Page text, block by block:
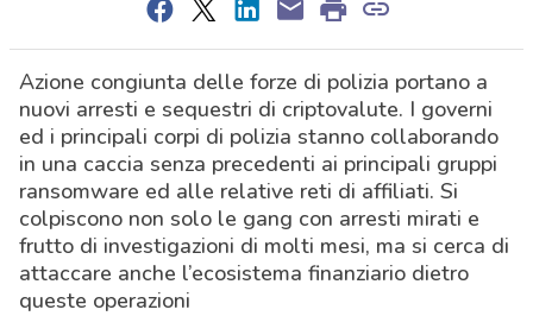
Azione congiunta delle forze di polizia portano a
nuovi arresti e sequestri di criptovalute. I governi
ed i principali corpi di polizia stanno collaborando
in una caccia senza precedenti ai principali gruppi
ransomware ed alle relative reti di affiliati. Si
colpiscono non solo le gang con arresti mirati e
frutto di investigazioni di molti mesi, ma si cerca di
attaccare anche l’ecosistema finanziario dietro
queste operazioni